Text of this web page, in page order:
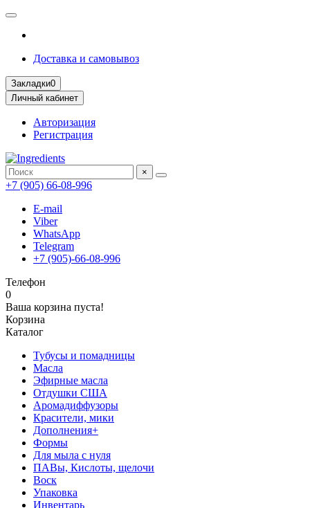
Доставка и самовывоз
Закладки0
Личный кабинет
Авторизация
Регистрация
×
+7 (905) 66-08-996
E-mail
Viber
WhatsApp
Telegram
+7 (905)-66-08-996
Телефон
0
Ваша корзина пуста!
Корзина
Каталог
Тубусы и помадницы
Масла
Эфирные масла
Отдушки США
Аромадиффузоры
Красители, мики
Дополнения+
Формы
Для мыла с нуля
ПАВы, Кислоты, щелочи
Воск
Упаковка
Инвентарь